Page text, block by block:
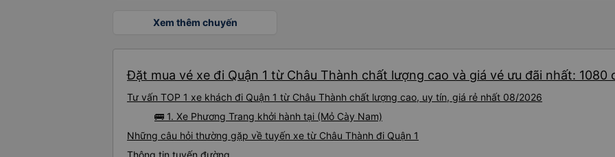
Xem thêm chuyến
Đặt mua vé xe đi Quận 1 từ Châu Thành chất lượng cao và giá vé ưu đãi nhất: 1080
Tư vấn TOP 1 xe khách đi Quận 1 từ Châu Thành chất lượng cao, uy tín, giá rẻ nhất 08/2026
🚌 1. Xe Phương Trang khởi hành tại (Mỏ Cày Nam)
Những câu hỏi thường gặp về tuyến xe từ Châu Thành đi Quận 1